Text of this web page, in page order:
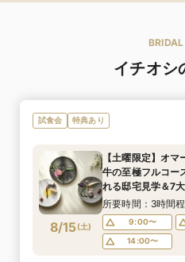
イチオシ
試食会 特典あり
8/15(土)
【土曜限定】オ
牛の至極フルコー
れる邸宅見学＆7
所要時間：3時間
9:00〜
14:00〜